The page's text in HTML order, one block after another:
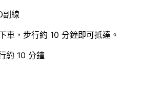
副線
車，步行約 10 分鐘即可抵達。
約 10 分鐘